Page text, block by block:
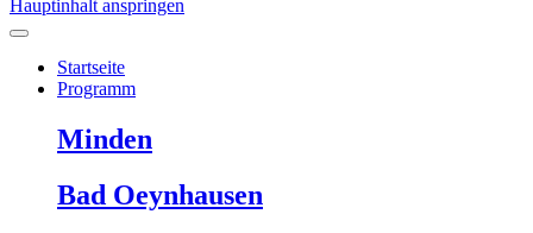
Hauptinhalt anspringen
Startseite
Programm
Minden
Bad Oeynhausen